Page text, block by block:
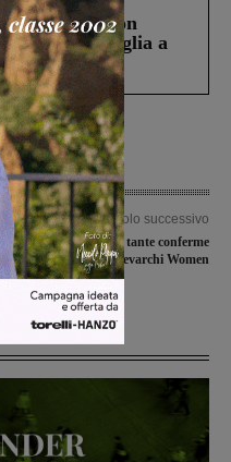
di Castiglion
ucciso la figlia a
Articolo successivo
Un nuovo allenatore e tante conferme
per l’Aquila Montevarchi Women